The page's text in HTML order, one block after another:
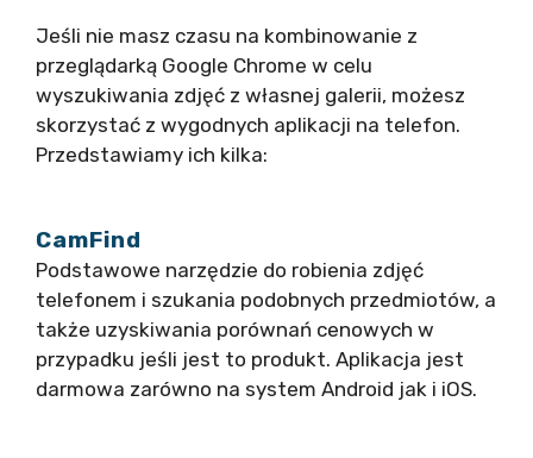
Jeśli nie masz czasu na kombinowanie z
przeglądarką Google Chrome w celu
wyszukiwania zdjęć z własnej galerii, możesz
skorzystać z wygodnych aplikacji na telefon.
Przedstawiamy ich kilka:
CamFind
Podstawowe narzędzie do robienia zdjęć
telefonem i szukania podobnych przedmiotów, a
także uzyskiwania porównań cenowych w
przypadku jeśli jest to produkt. Aplikacja jest
darmowa zarówno na system Android jak i iOS.